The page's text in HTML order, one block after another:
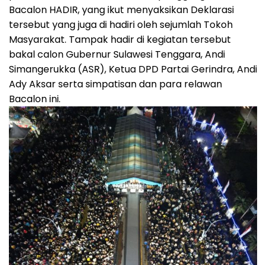
Bacalon HADIR, yang ikut menyaksikan Deklarasi
tersebut yang juga di hadiri oleh sejumlah Tokoh
Masyarakat. Tampak hadir di kegiatan tersebut
bakal calon Gubernur Sulawesi Tenggara, Andi
Simangerukka (ASR), Ketua DPD Partai Gerindra, Andi
Ady Aksar serta simpatisan dan para relawan
Bacalon ini.